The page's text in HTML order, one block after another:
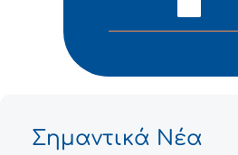
Σημαντικά Νέα